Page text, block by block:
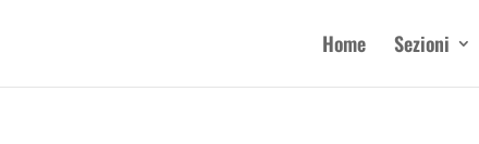
Home Sezioni